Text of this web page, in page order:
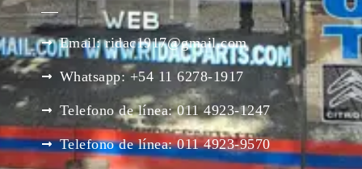
Email: ridac1917@gmail.com
Whatsapp: +54 11 6278-1917
Telefono de línea: 011 4923-1247
Telefono de línea: 011 4923-9570